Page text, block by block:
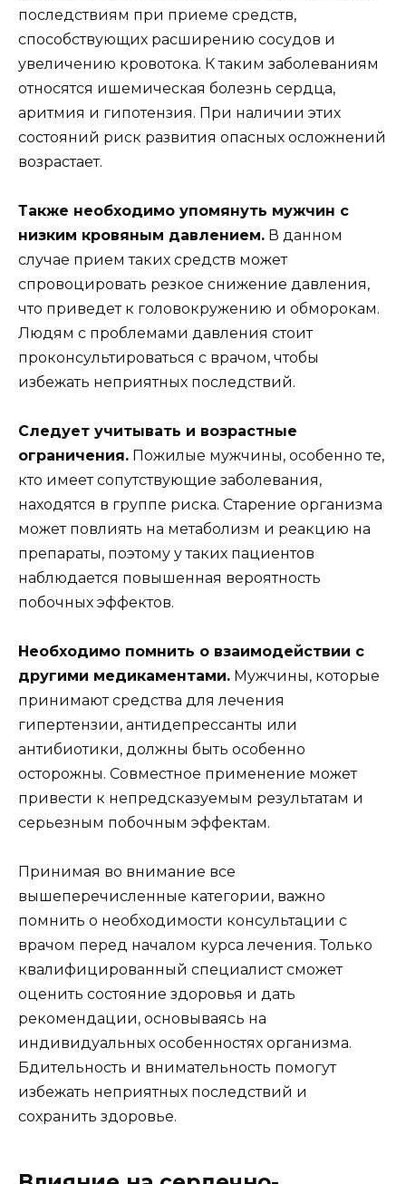
последствиям при приеме средств,
способствующих расширению сосудов и
увеличению кровотока. К таким заболеваниям
относятся ишемическая болезнь сердца,
аритмия и гипотензия. При наличии этих
состояний риск развития опасных осложнений
возрастает.
Также необходимо упомянуть мужчин с
низким кровяным давлением. В данном
случае прием таких средств может
спровоцировать резкое снижение давления,
что приведет к головокружению и обморокам.
Людям с проблемами давления стоит
проконсультироваться с врачом, чтобы
избежать неприятных последствий.
Следует учитывать и возрастные
ограничения. Пожилые мужчины, особенно те,
кто имеет сопутствующие заболевания,
находятся в группе риска. Старение организма
может повлиять на метаболизм и реакцию на
препараты, поэтому у таких пациентов
наблюдается повышенная вероятность
побочных эффектов.
Необходимо помнить о взаимодействии с
другими медикаментами. Мужчины, которые
принимают средства для лечения
гипертензии, антидепрессанты или
антибиотики, должны быть особенно
осторожны. Совместное применение может
привести к непредсказуемым результатам и
серьезным побочным эффектам.
Принимая во внимание все
вышеперечисленные категории, важно
помнить о необходимости консультации с
врачом перед началом курса лечения. Только
квалифицированный специалист сможет
оценить состояние здоровья и дать
рекомендации, основываясь на
индивидуальных особенностях организма.
Бдительность и внимательность помогут
избежать неприятных последствий и
сохранить здоровье.